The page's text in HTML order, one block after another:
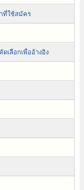
ที่ใช้สมัคร
เลือกเพื่ออ้างอิง